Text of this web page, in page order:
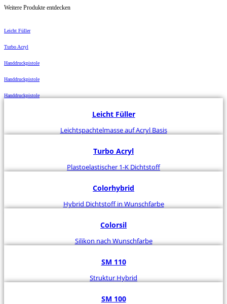
Weitere Produkte entdecken
Leicht Füller
Turbo Acryl
Handdruckpistole
Handdruckpistole
Handdruckpistole
Leicht Füller
Leichtspachtelmasse auf Acryl Basis
Turbo Acryl
Plastoelastischer 1-K Dichtstoff
Colorhybrid
Hybrid Dichtstoff in Wunschfarbe
Colorsil
Silikon nach Wunschfarbe
SM 110
Struktur Hybrid
SM 100